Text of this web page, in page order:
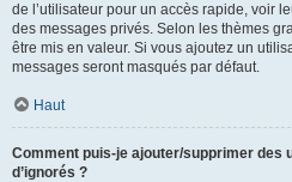
de l’utilisateur pour un accès rapide, voir
des messages privés. Selon les thèmes
être mis en valeur. Si vous ajoutez un
messages seront masqués par défaut.
Haut
Comment puis-je ajouter/supprimer des
d’ignorés ?